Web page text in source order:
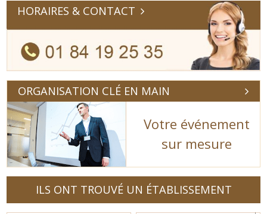
HORAIRES & CONTACT
ORGANISATION CLÉ EN MAIN
Votre événement
sur mesure
ILS ONT TROUVÉ UN ÉTABLISSEMENT